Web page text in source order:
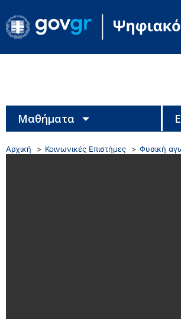
Μαθήματα
Αρχική Κοινωνικές Επιστήμες Φυσική